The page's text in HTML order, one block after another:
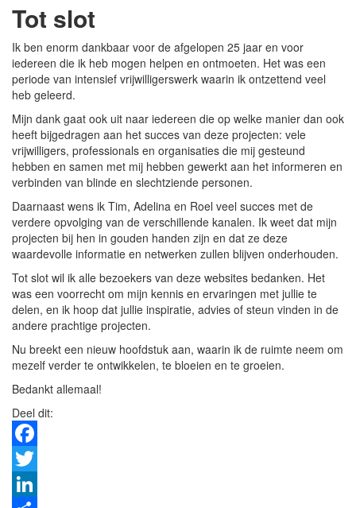
Tot slot
Ik ben enorm dankbaar voor de afgelopen 25 jaar en voor
iedereen die ik heb mogen helpen en ontmoeten. Het was een
periode van intensief vrijwilligerswerk waarin ik ontzettend veel
heb geleerd.
Mijn dank gaat ook uit naar iedereen die op welke manier dan ook
heeft bijgedragen aan het succes van deze projecten: vele
vrijwilligers, professionals en organisaties die mij gesteund
hebben en samen met mij hebben gewerkt aan het informeren en
verbinden van blinde en slechtziende personen.
Daarnaast wens ik Tim, Adelina en Roel veel succes met de
verdere opvolging van de verschillende kanalen. Ik weet dat mijn
projecten bij hen in gouden handen zijn en dat ze deze
waardevolle informatie en netwerken zullen blijven onderhouden.
Tot slot wil ik alle bezoekers van deze websites bedanken. Het
was een voorrecht om mijn kennis en ervaringen met jullie te
delen, en ik hoop dat jullie inspiratie, advies of steun vinden in de
andere prachtige projecten.
Nu breekt een nieuw hoofdstuk aan, waarin ik de ruimte neem om
mezelf verder te ontwikkelen, te bloeien en te groeien.
Bedankt allemaal!
Deel dit:
Facebook
Twitter